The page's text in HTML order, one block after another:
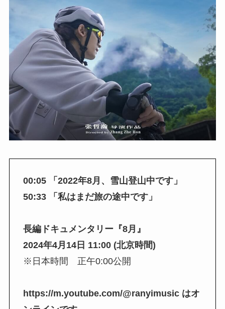
00:05 「2022年8月、雪山登山中です」
50:33 「私はまだ旅の途中です」
長編ドキュメンタリー『8月』
2024年4月14日 11:00 (北京時間)
※日本時間 正午0:00公開
https://m.youtube.com/@ranyimusic はオ